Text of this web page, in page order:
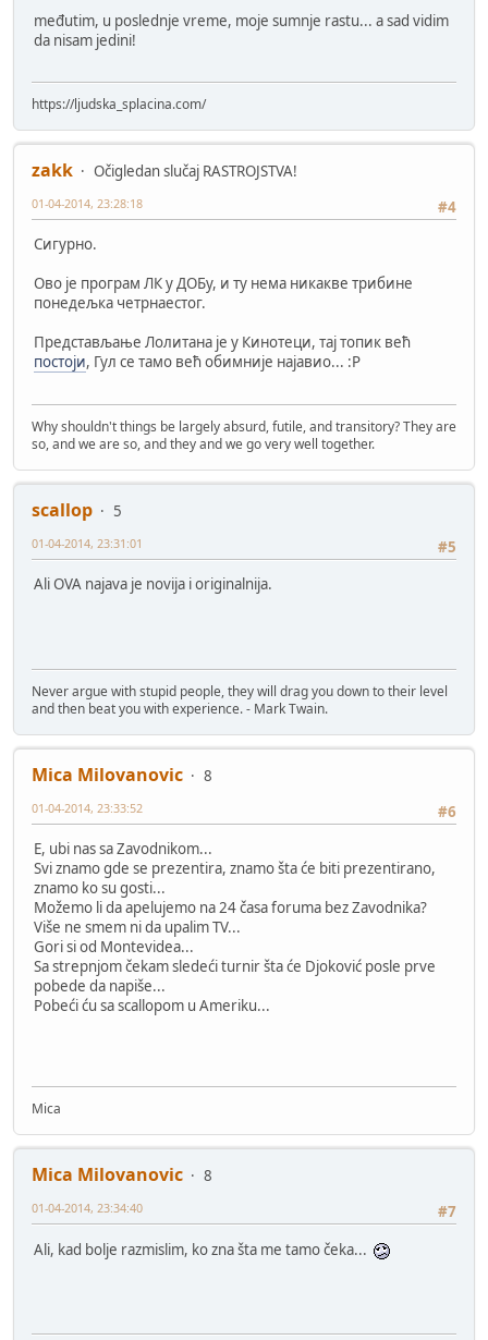
međutim, u poslednje vreme, moje sumnje rastu... a sad vidim
da nisam jedini!
https://ljudska_splacina.com/
zakk
Očigledan slučaj RASTROJSTVA!
#4
01-04-2014, 23:28:18
Сигурно.
Ово је програм ЛК у ДОБу, и ту нема никакве трибине
понедељка четрнаестог.
Представљање Лолитана је у Кинотеци, тај топик већ
постоји, Гул се тамо већ обимније најавио... :Р
Why shouldn't things be largely absurd, futile, and transitory? They are
so, and we are so, and they and we go very well together.
scallop
5
#5
01-04-2014, 23:31:01
Ali OVA najava je novija i originalnija.
Never argue with stupid people, they will drag you down to their level
and then beat you with experience. - Mark Twain.
Mica Milovanovic
8
#6
01-04-2014, 23:33:52
E, ubi nas sa Zavodnikom...
Svi znamo gde se prezentira, znamo šta će biti prezentirano,
znamo ko su gosti...
Možemo li da apelujemo na 24 časa foruma bez Zavodnika?
Više ne smem ni da upalim TV...
Gori si od Montevidea...
Sa strepnjom čekam sledeći turnir šta će Djoković posle prve
pobede da napiše...
Pobeći ću sa scallopom u Ameriku...
Mica
Mica Milovanovic
8
#7
01-04-2014, 23:34:40
Ali, kad bolje razmislim, ko zna šta me tamo čeka...